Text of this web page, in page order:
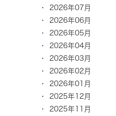
2026年07月
2026年06月
2026年05月
2026年04月
2026年03月
2026年02月
2026年01月
2025年12月
2025年11月